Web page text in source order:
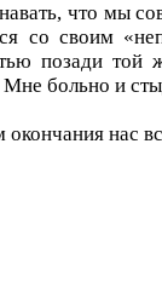
что мы
со своим
позади той
больно и
нас